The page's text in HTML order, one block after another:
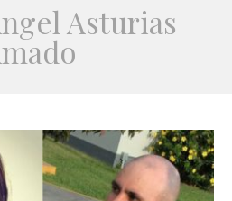
Asturias